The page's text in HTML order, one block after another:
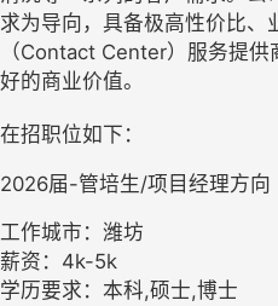
求为导向，具备极高性价比、
（Contact Center）服务提
好的商业价值。
在招职位如下：
2026届-管培生/项目经理方向
工作城市：潍坊
薪资：4k-5k
学历要求：本科,硕士,博士